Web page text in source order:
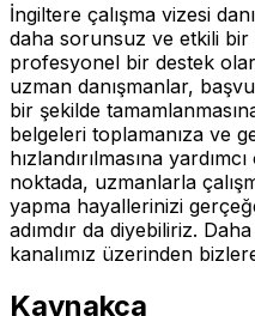
İngiltere çalışma vizesi
daha sorunsuz ve etkili
profesyonel bir destek
uzman danışmanlar,
bir şekilde
belgeleri toplamanıza ve
hızlandırılmasına
noktada, uzmanlarla
yapma hayallerinizi
adımdır da diyebiliriz.
kanalımız üzerinden
Kaynakça